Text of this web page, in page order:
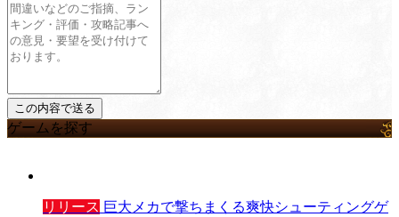
ゲームを探す
リリース 巨大メカで撃ちまくる爽快シューティングゲ